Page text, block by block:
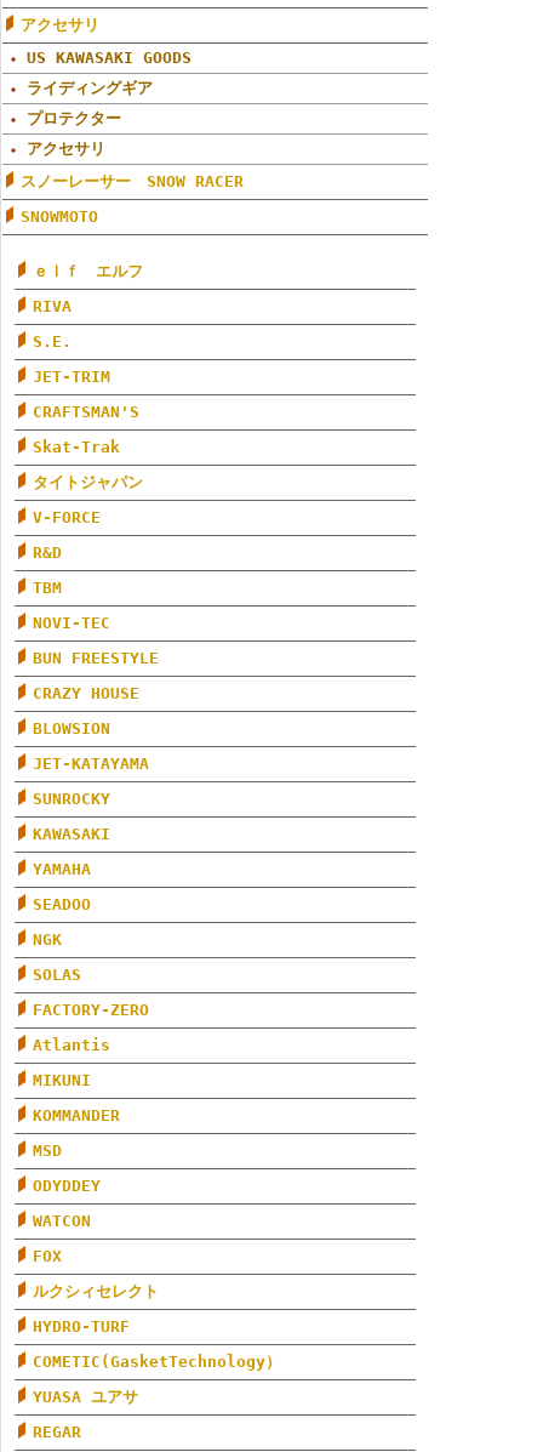
アクセサリ
US KAWASAKI GOODS
ライディングギア
プロテクター
アクセサリ
スノーレーサー SNOW RACER
SNOWMOTO
ｅｌｆ エルフ
RIVA
S.E.
JET-TRIM
CRAFTSMAN'S
Skat-Trak
タイトジャパン
V-FORCE
R&D
TBM
NOVI-TEC
BUN FREESTYLE
CRAZY HOUSE
BLOWSION
JET-KATAYAMA
SUNROCKY
KAWASAKI
YAMAHA
SEADOO
NGK
SOLAS
FACTORY-ZERO
Atlantis
MIKUNI
KOMMANDER
MSD
ODYDDEY
WATCON
FOX
ルクシィセレクト
HYDRO-TURF
COMETIC(GasketTechnology）
YUASA ユアサ
REGAR